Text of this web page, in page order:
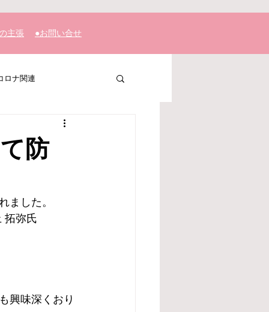
主張 ​●お問い合せ
ロナ関連
防
した。
拓弥氏
興味深くおり